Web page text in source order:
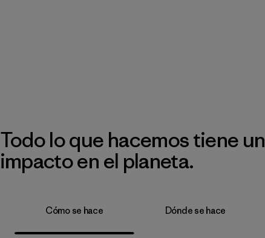
Todo lo que hacemos tiene un
impacto en el planeta.
Cómo se hace Dónde se hace